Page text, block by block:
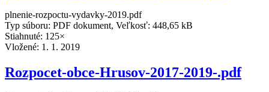
plnenie-rozpoctu-vydavky-2019.pdf
Typ súboru: PDF dokument, Veľkosť: 448,65 kB
Stiahnuté: 125×
Vložené: 1. 1. 2019
Rozpocet-obce-Hrusov-2017-2019-.pdf